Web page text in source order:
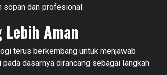
sopan dan profesional.
Aman
terus berkembang untuk menjawab
dasarnya dirancang sebagai langkah